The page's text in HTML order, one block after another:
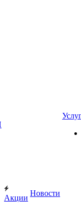
Акции
Новости